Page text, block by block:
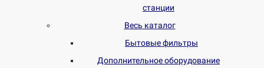
станции
Весь каталог
Бытовые фильтры
Дополнительное оборудование